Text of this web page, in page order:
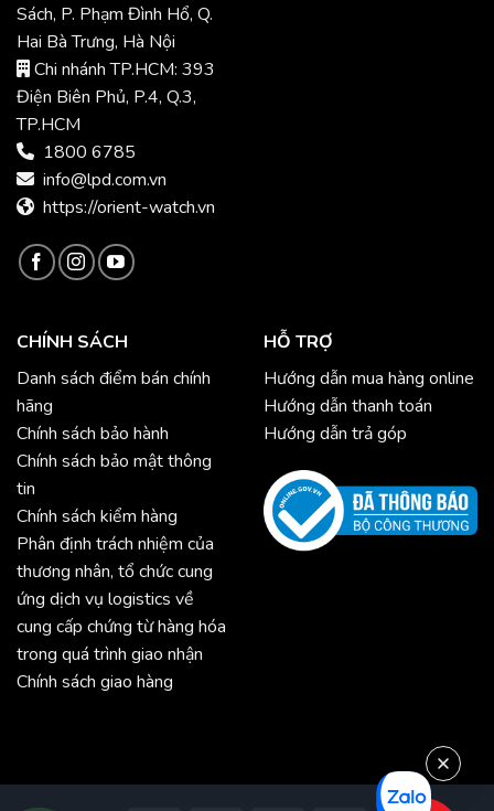
Sách, P. Phạm Đình Hổ, Q.
Hai Bà Trưng, Hà Nội
Chi nhánh TP.HCM: 393
Điện Biên Phủ, P.4, Q.3,
TP.HCM
1800 6785
info@lpd.com.vn
https://orient-watch.vn
CHÍNH SÁCH
Danh sách điểm bán chính
hãng
Chính sách bảo hành
Chính sách bảo mật thông
tin
Chính sách kiểm hàng
Phân định trách nhiệm của
thương nhân, tổ chức cung
ứng dịch vụ logistics về
cung cấp chứng từ hàng hóa
trong quá trình giao nhận
Chính sách giao hàng
HỖ TRỢ
Hướng dẫn mua hàng online
Hướng dẫn thanh toán
Hướng dẫn trả góp